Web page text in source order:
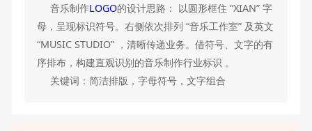
音乐制作LOGO的设计思路： 以圆形框住 “XIAN” 字
母，呈现标识符号。右侧依次排列 “音乐工作室” 及英文
“MUSIC STUDIO” ，清晰传递业务。借符号、文字的有
序排布，构建直观识别的音乐制作行业标识 。
关键词：简洁排版，字母符号，文字组合